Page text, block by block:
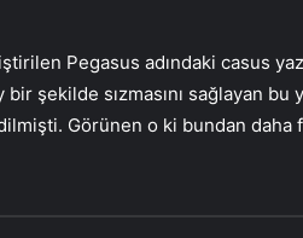
Pegasus adındaki casus
şekilde sızmasını sağlayan bu
Görünen o ki bundan daha